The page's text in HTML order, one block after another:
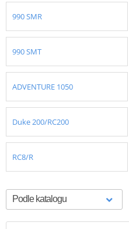
990 SMR
990 SMT
ADVENTURE 1050
Duke 200/RC200
RC8/R